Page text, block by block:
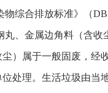
物综合排放标准》（
丸、金属边角料（含
）属于一般固废，经
处理。生活垃圾由当